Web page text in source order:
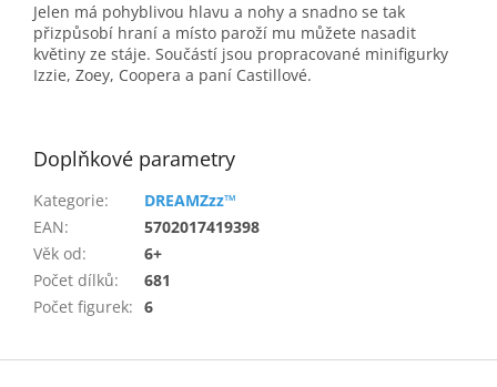
Jelen má pohyblivou hlavu a nohy a snadno se tak
přizpůsobí hraní a místo paroží mu můžete nasadit
květiny ze stáje. Součástí jsou propracované minifigurky
Izzie, Zoey, Coopera a paní Castillové.
Doplňkové parametry
Kategorie:
DREAMZzz™
EAN:
5702017419398
Věk od:
6+
Počet dílků:
681
Počet figurek: 6
Z